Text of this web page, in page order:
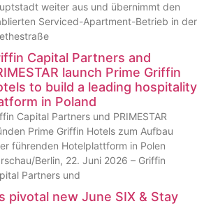
weiter aus und übernimmt den
Serviced-Apartment-Betrieb in der
Capital Partners and
launch Prime Griffin
to build a leading hospitality
in Poland
Capital Partners und PRIMESTAR
Prime Griffin Hotels zum Aufbau
führenden Hotelplattform in Polen
Berlin, 22. Juni 2026 – Griffin
Partners und
pivotal new June SIX & Stay